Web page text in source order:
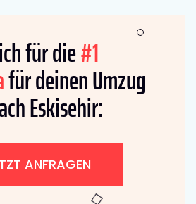
für die#1
für deinen Umzug
Eskisehir:
ANFRAGEN